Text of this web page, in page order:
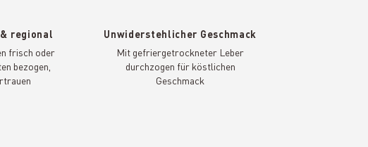
regional
frisch oder
bezogen,
Unwiderstehlicher Geschmack
Mit gefriergetrockneter Leber
durchzogen für köstlichen
Geschmack